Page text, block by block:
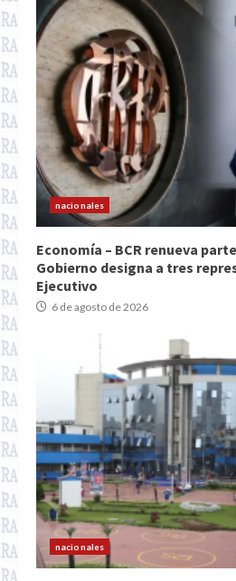
nacionales
Economía – BCR renueva
Gobierno designa a tres
Ejecutivo
6 de agosto de 2026
nacionales